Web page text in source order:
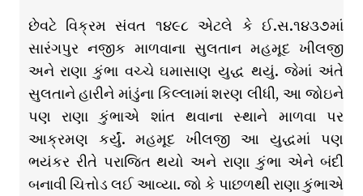
છેવટે વિક્રમ સંવત ૧૪૯૮ એટલે કે ઈ.સ.૧૪૩૭માં
સારંગપુર નજીક માળવાના સુલતાન મહમૂદ ખીલજી
અને રાણા કુંભા વચ્ચે ઘમાસાણ યુદ્ધ થયું. જેમાં અંતે
સુલતાને હારીને માંડુંના કિલ્લામાં શરણ લીધી, આ જોઇને
પણ રાણા કુંભાએ શાંત થવાના સ્થાને માળવા પર
આક્રમણ કર્યું. મહમૂદ ખીલજી આ યુદ્ધમાં પણ
ભયંકર રીતે પરાજિત થયો અને રાણા કુંભા એને બંદી
બનાવી ચિત્તોડ લઈ આવ્યા. જો કે પાછળથી રાણા કુંભાએ